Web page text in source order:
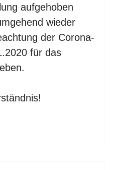
aufgehoben
wieder
der Corona-
für das